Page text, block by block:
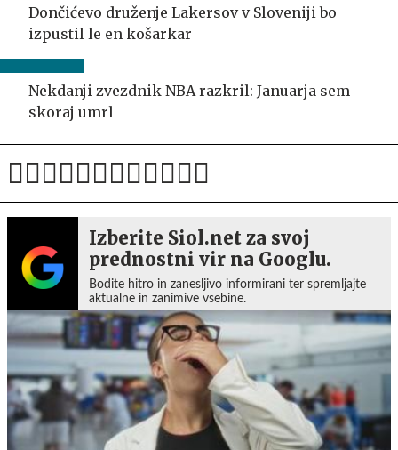
Dončićevo druženje Lakersov v Sloveniji bo
izpustil le en košarkar
Nekdanji zvezdnik NBA razkril: Januarja sem
skoraj umrl
Izberite Siol.net za svoj
prednostni vir na Googlu.
Bodite hitro in zanesljivo informirani ter spremljajte
aktualne in zanimive vsebine.